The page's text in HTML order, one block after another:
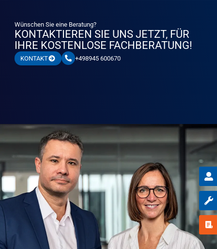
Wünschen Sie eine Beratung?
KONTAKTIEREN SIE UNS JETZT, FÜR
IHRE KOSTENLOSE FACHBERATUNG!
KONTAKT +498945 600670